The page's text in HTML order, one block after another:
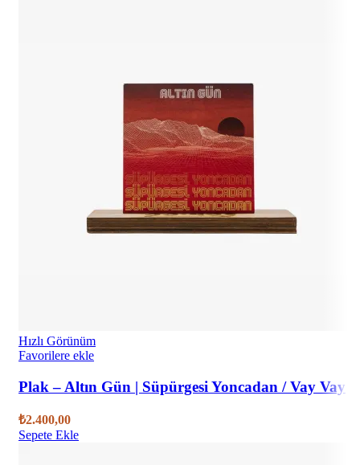
Hızlı Görünüm
Favorilere ekle
Plak – Altın Gün | Süpürgesi Yoncadan / Vay Vay
₺2.400,00
Sepete Ekle